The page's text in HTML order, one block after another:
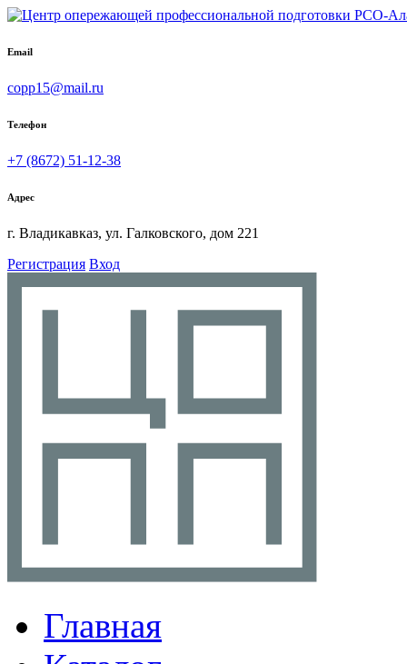
Email
copp15@mail.ru
Телефон
+7 (8672) 51-12-38
Адрес
г. Владикавказ, ул. Галковского, дом 221
Регистрация Вход
Главная